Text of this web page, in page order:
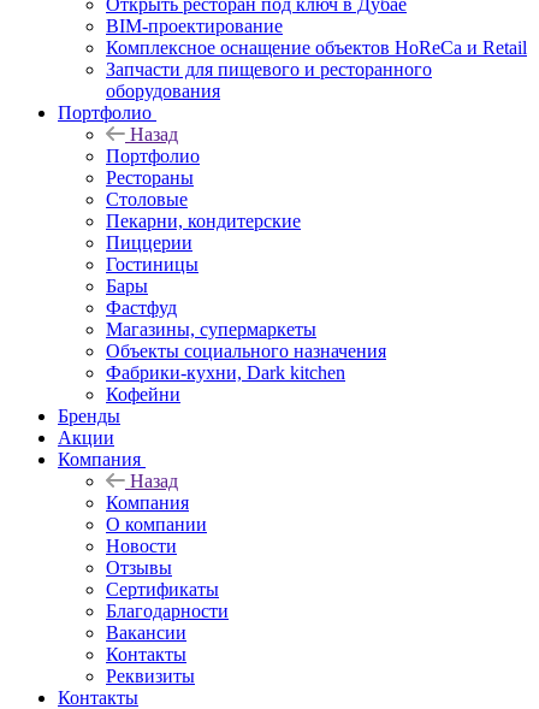
Открыть ресторан под ключ в Дубае
BIM-проектирование
Комплексное оснащение объектов HoReCa и Retail
Запчасти для пищевого и ресторанного
оборудования
Портфолио
Назад
Портфолио
Рестораны
Столовые
Пекарни, кондитерские
Пиццерии
Гостиницы
Бары
Фастфуд
Магазины, супермаркеты
Объекты социального назначения
Фабрики-кухни, Dark kitchen
Кофейни
Бренды
Акции
Компания
Назад
Компания
О компании
Новости
Отзывы
Сертификаты
Благодарности
Вакансии
Контакты
Реквизиты
Контакты